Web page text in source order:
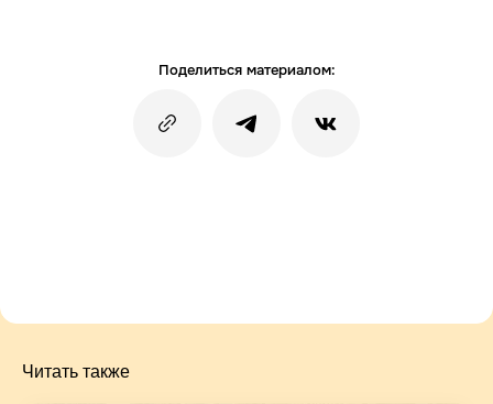
Поделиться материалом:
Читать также